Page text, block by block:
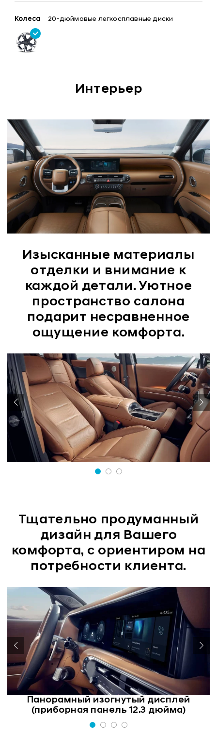
Колеса 20-дюймовые легкосплавные диски
Интерьер
Изысканные материалы
отделки и внимание к
каждой детали. Уютное
пространство салона
подарит несравненное
ощущение комфорта.
Тщательно продуманный
дизайн для Вашего
комфорта, с ориентиром на
потребности клиента.
Панорамный изогнутый дисплей
(приборная панель 12.3 дюйма)